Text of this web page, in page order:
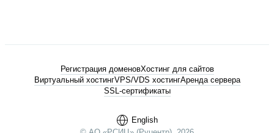
English
Регистрация доменовХостинг для сайтов
Виртуальный хостингVPS/VDS хостингАренда сервера
SSL-сертификаты